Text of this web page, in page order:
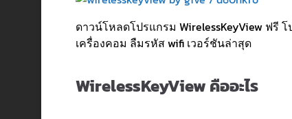
ดาวน์โหลดโปรแกรม WirelessKeyView ฟรี โ
เครื่องคอม ลืมรหัส wifi เวอร์ชันล่าสุด
WirelessKeyView คืออะไร